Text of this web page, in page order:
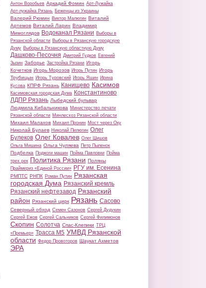
Антон Воробьев Аркадий Фомин Арт-Лужайка
Арт-лужайка Рязань Беженцы из Украины
Валерий Рюмин Виктор Малюгин Виталий
Артемов Виталий Ларин Владимир
Мимоглядов Водоканал Рязани Выборы в
Рязанской области Выборы в Рязанскую городскую
Думу Выборы в Рязанскую областную Думу
Дашково-Песочня Дмитрий Гудков Евгений
Зызин Заборье Застройка Рязани Игорь
Кочетков Игорь Морозов Игорь Путин Игорь
Трубицын Игорь Туровский Игорь Яшин Ирина
Кусова КПРФ Рязань Канищево Касимов
Касимовская городская Дума Константиново
ЛДПР Рязань Лыбедский бульвар
Людмила Кибальникова Министерство печати
Рязанской области Минлесхоз Рязанской области
Михаил Малахов Михаил Пронин Мост через Оку
Николай Булаев Николай Пилюгин Олег
Булеков Олег Ковалев Олег Шишов
Ольга Мишина Ольга Чуляева Петр Пыленок
Подбелка Поджоги машин Пойма Павловки Пойма
трех рек Политика Рязани Поляны
Праймериз «Единой России» РГУ им. Есенина
РМПТС РНПК Роман Путин Рязанская
городская Дума Рязанский кремль
Рязанский нефтезавод Рязанский
район Рязанский цирк Рязань Сасово
Северный обход Семен Сазонов Сергей Дудукин
Сергей Ежов Сергей Сальников Сергей Филимонов
Скопин Солотча Спас-Клепики ТРЦ
«Премьер» Трасса М5 УМВД Рязанской
области Федор Провоторов Шаукат Ахметов
ЭРА